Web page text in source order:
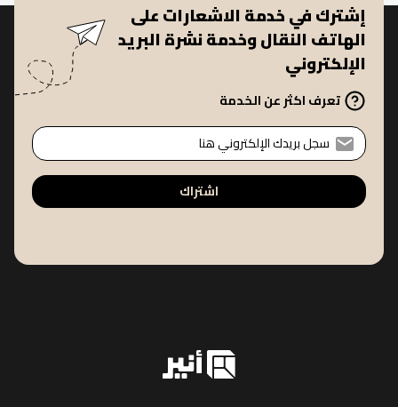
إشترك في خدمة الاشعارات على
الهاتف النقال وخدمة نشرة البريد
الإلكتروني
تعرف اكثر عن الخدمة
اشتراك